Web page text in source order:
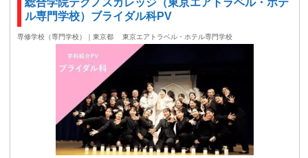
総合学院テクノスカレッジ（東京エアトラベル・ホテ
ル専門学校）ブライダル科PV
専修学校（専門学校）｜東京都 東京エアトラベル・ホテル専門学校